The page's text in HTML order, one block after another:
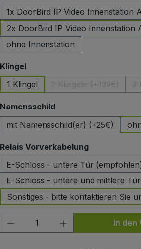
1x DoorBird IP Video Innenstation
2x DoorBird IP Video Innenstation
ohne Innenstation
Klingelauswählen
1 Klingel
Namensschildauswählen
mit Namensschild(er) (+25€)
Relais Vorverkabelungauswählen
E-Schloss - untere Tür (empfohlen)
E-Schloss - untere und mittlere
Sonstiges - bitte kontaktieren Sie
Produkt Anzahl: Gib den
In den